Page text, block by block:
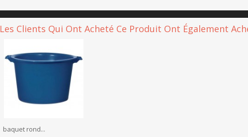
Les Clients Qui Ont Acheté Ce Produit Ont Également
baquet rond...